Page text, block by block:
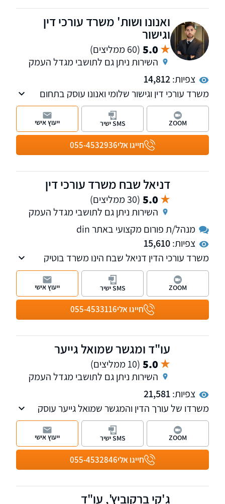
ואנונו ושות' משרד עורכי דין
וגישור
5.0 (60 ממליצים)
השירות ניתן גם לתושבי מגדל העמק
צפיות:14,812
משרד עורכי דין וגישור שלומי ואנונו עוסק בתחום
המשפחה והמעמד האישי על כל רבדיו, בתחום
האזרחי: תביעות בנושא לשון הרע, סכסוכי שכנים
ופינוי מושכר. בנוסף, פועלת במשרד גם מחלקת
חייגו אלי055-4532936
ZOOM SMS ישיר ייעוץ אישי
דניאל שבח משרד עורכי דין
5.0 (30 ממליצים)
השירות ניתן גם לתושבי מגדל העמק
מנהל/ת פורום מקצועי באתר din
צפיות:15,610
משרד עורכי הדין דניאל שבח הינו משרד בוטיק
מוביל בתחומו, עם ניסיון של 31 שנה בייצוג לקוחות
פרטיים בתביעות ביטוח, נזיקין וזכויות רפואיות.
המשרד מתגאה במחויבותו להבטיח את הפיצוי
המקסימלי האפשרי עבור לקוחותיו. עו"ד דניאל
שבח, בוגר קורס חובלים וקצין בכיר במילואים,
במשפטים, תואר שני בפילוסופיה ולימודי דוקטורט
במשפטים.
חייגו אלי055-4533116
ZOOM SMS ישיר ייעוץ אישי
עו"ד ומגשר שמואל גייער
5.0 (10 ממליצים)
השירות ניתן גם לתושבי מגדל העמק
צפיות:21,581
משרדו של עורך הדין והמגשר שמואל גייער עוסק
במגוון תחומים ובהם מקרקעין, ירושות, משפט
מסחרי, משפט בינלאומי וצוואות.
עורך הדין והמגשר שמואל גייער הוא בעל תואר שני
במשפט עסקי באסיה ומשרדיו ממוקמים בחיפה
חייגו אלי055-4532846
ZOOM SMS ישיר ייעוץ אישי
ג'קי ברקוביץ', עו"ד